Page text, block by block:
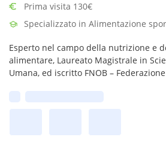
Prima visita 130€
Specializzato in Alimentazione
Esperto nel campo della nutrizione e
alimentare, Laureato Magistrale in
Umana, ed iscritto FNOB –